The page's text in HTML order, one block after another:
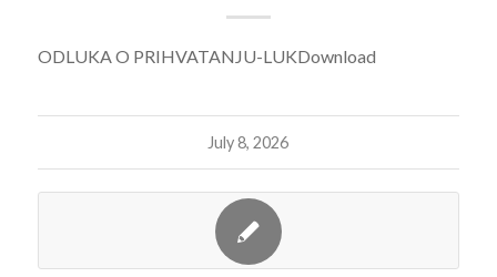
ODLUKA O PRIHVATANJU-LUKDownload
July 8, 2026